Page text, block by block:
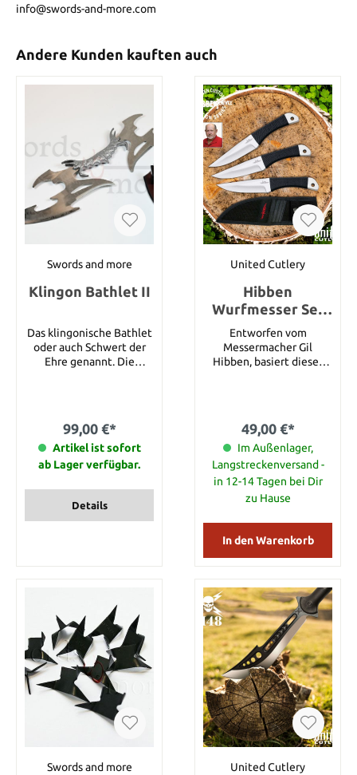
info@swords-and-more.com
Andere Kunden kauften auch
Swords and more
Klingon Bathlet II
Das klingonische Bathlet
oder auch Schwert der
Ehre genannt. Die
Stahl. Gesamtlänge: 108
cm
99,00 €*
Artikel ist sofort
ab Lager verfügbar.
Details
United Cutlery
Hibben
Wurfmesser Set
mit Cordura
Entworfen vom
Messermacher Gil
Hibben, basiert dieses
Design und ist auch als
Jagdmesser einsetzbar.
Die Messer sind perfekt
ausbalanciert um eine
gleichmäßige Drehung
bei korrekter Wurfweise
Cordurascheide und
Cordura Griffwicklung.
20,5 cm Klingenlänge: 10
cm Gewicht eines
Messers ca 160g
Klingenstärke: 0,48 cm
49,00 €*
Im Außenlager,
Langstreckenversand -
in 12-14 Tagen bei Dir
zu Hause
In den Warenkorb
Swords and more United Cutlery